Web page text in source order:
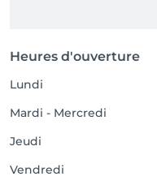
Heures d'ouverture
Lundi
Mardi - Mercredi
Jeudi
Vendredi